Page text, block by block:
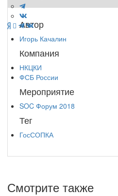
Автор
Игорь Качалин
Компания
НКЦКИ
ФСБ России
Мероприятие
SOC Форум 2018
Тег
ГосСОПКА
Смотрите также